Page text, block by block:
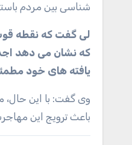
شناسی بین مردم
که نشان می دهد
یافته های خود
وی گفت: با این
باعث ترویج این